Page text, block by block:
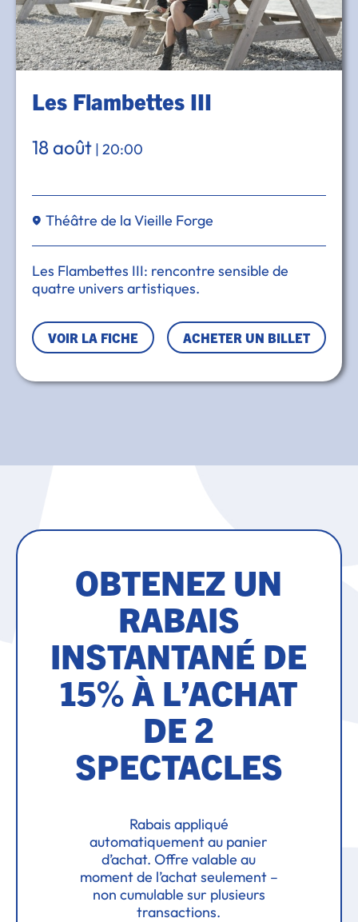
Les Flambettes III
18 août | 20:00
Théâtre de la Vieille Forge
Les Flambettes III: rencontre sensible de
quatre univers artistiques.
VOIR LA FICHE ACHETER UN BILLET
OBTENEZ UN
RABAIS
INSTANTANÉ DE
15% À L’ACHAT
DE 2
SPECTACLES
Rabais appliqué
automatiquement au panier
d’achat. Offre valable au
moment de l’achat seulement –
non cumulable sur plusieurs
transactions.